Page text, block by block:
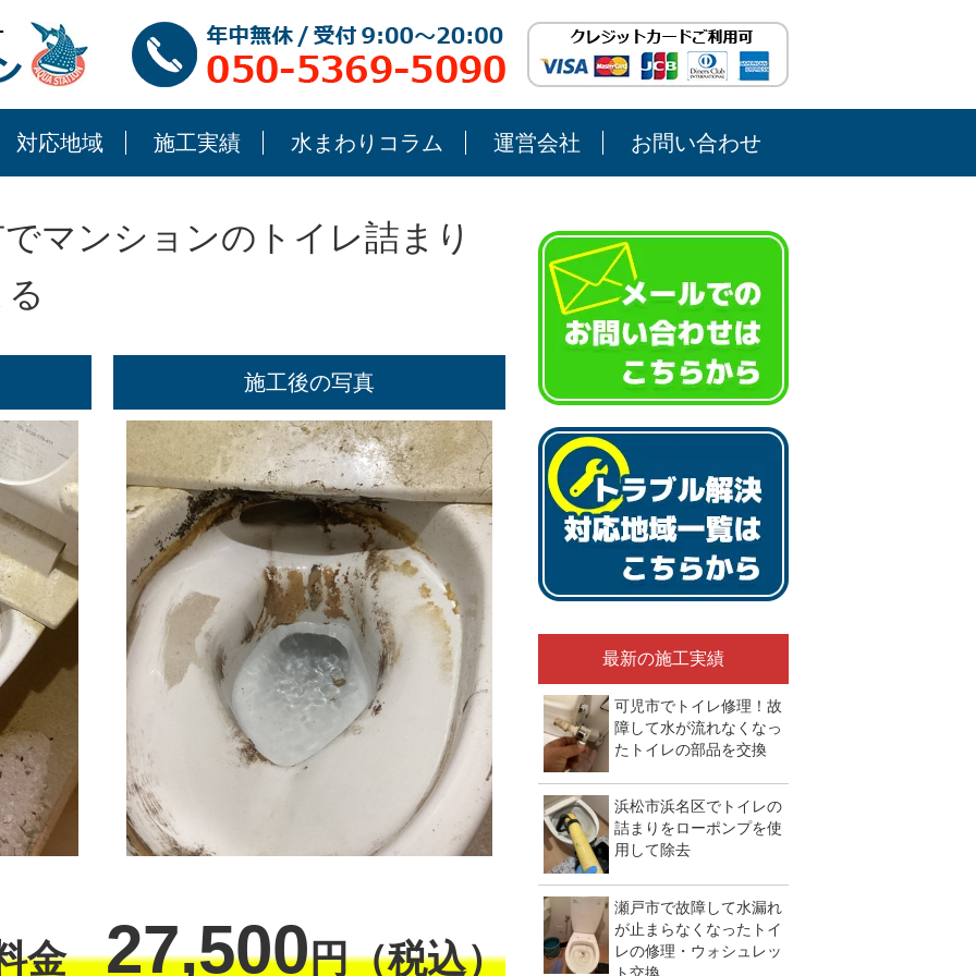
対応地域 施工実績 水まわりコラム 運営会社 お問い合わせ
マンションのトイレ詰まり
施工後の写真
金27,500円（税込）
最新の施工実績
可児市でトイレ修理！故
障して水が流れなくなっ
たトイレの部品を交換
浜松市浜名区でトイレの
詰まりをローポンプを使
用して除去
瀬戸市で故障して水漏れ
が止まらなくなったトイ
レの修理・ウォシュレッ